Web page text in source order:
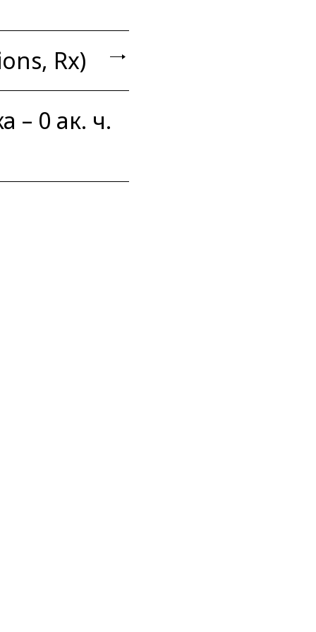
Rx)
– 0 ак. ч.